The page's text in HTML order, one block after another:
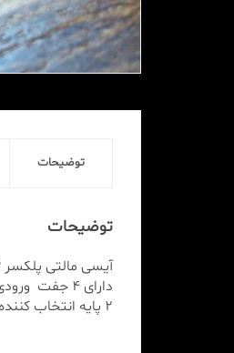
توضیحات
توضیحات
آیسی مالتی پلکسر DIP
دارای 4 جفت ورودی
2 پایه انتخاب کننده مشترک برای انتخاب ورودی ها